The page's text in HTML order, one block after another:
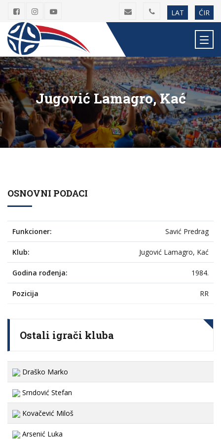
LAT ĆIR
Jugović Lamagro, Kać
OSNOVNI PODACI
Funkcioner: Savić Predrag
Klub: Jugović Lamagro, Kać
Godina rođenja: 1984.
Pozicija RR
Ostali igrači kluba
Draško Marko
Srndović Stefan
Kovačević Miloš
Arsenić Luka